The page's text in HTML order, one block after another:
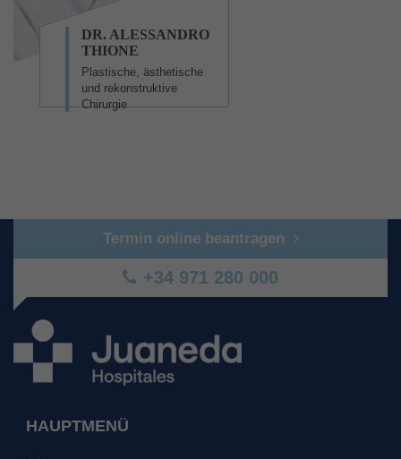
DR. ALESSANDRO
THIONE
Plastische, ästhetische
und rekonstruktive
Chirurgie
Termin online beantragen
+34 971 280 000
HAUPTMENÜ